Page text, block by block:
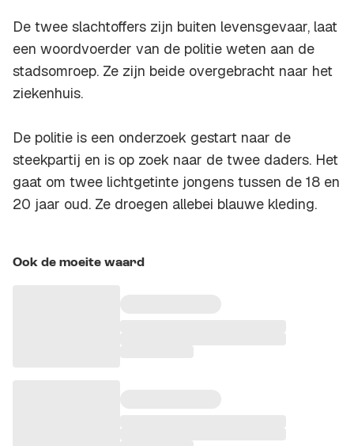
De twee slachtoffers zijn buiten levensgevaar, laat
een woordvoerder van de politie weten aan de
stadsomroep. Ze zijn beide overgebracht naar het
ziekenhuis.
De politie is een onderzoek gestart naar de
steekpartij en is op zoek naar de twee daders. Het
gaat om twee lichtgetinte jongens tussen de 18 en
20 jaar oud. Ze droegen allebei blauwe kleding.
Ook de moeite waard